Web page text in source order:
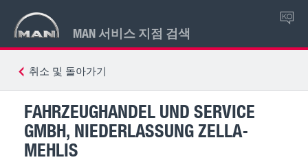
MAN 서비스 지점 검색
KO
취소 및 돌아가기
FAHRZEUGHANDEL UND SERVICE
GMBH, NIEDERLASSUNG ZELLA-
MEHLIS